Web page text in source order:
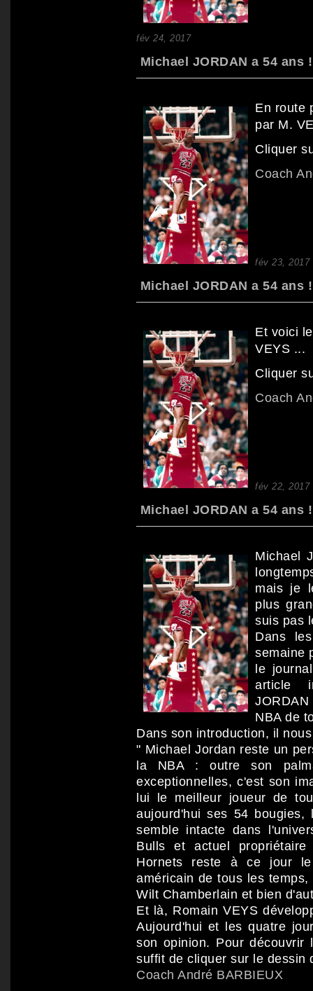
fév 24, 2017
Michael JORDAN a 54 ans
En route
par M.
Cliquer
Coach
fév 23, 2017
Michael JORDAN a 54 ans
Et voici
VEYS ...
Cliquer
Coach
fév 22, 2017
Michael JORDAN a 54 ans
Michael
mais je
plus
suis pas
Dans
semaine
le
article
NBA de
Dans son introduction, il
" Michael Jordan reste un
la NBA : outre son
exceptionnelles, c'est son
lui le meilleur joueur de
aujourd'hui ses 54
semble intacte dans
Bulls et actuel
Hornets reste à ce jour
américain de tous les
Wilt Chamberlain et bien
Et là, Romain VEYS
Aujourd'hui et les quatre
son opinion. Pour
suffit de cliquer sur le dessin
Coach André BARBIEUX